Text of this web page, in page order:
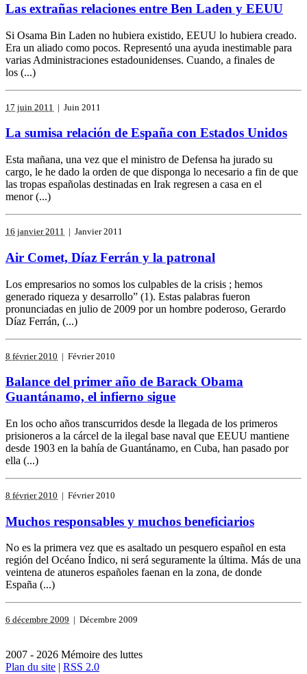
Las extrañas relaciones entre Ben Laden y EEUU
Si Osama Bin Laden no hubiera existido, EEUU lo hubiera creado.
Era un aliado como pocos. Representó una ayuda inestimable para
varias Administraciones estadounidenses. Cuando, a finales de
los (...)
17 juin 2011 | Juin 2011
La sumisa relación de España con Estados Unidos
Esta mañana, una vez que el ministro de Defensa ha jurado su
cargo, le he dado la orden de que disponga lo necesario a fin de que
las tropas españolas destinadas en Irak regresen a casa en el
menor (...)
16 janvier 2011 | Janvier 2011
Air Comet, Díaz Ferrán y la patronal
Los empresarios no somos los culpables de la crisis ; hemos
generado riqueza y desarrollo” (1). Estas palabras fueron
pronunciadas en julio de 2009 por un hombre poderoso, Gerardo
Díaz Ferrán, (...)
8 février 2010 | Février 2010
Balance del primer año de Barack Obama
Guantánamo, el infierno sigue
En los ocho años transcurridos desde la llegada de los primeros
prisioneros a la cárcel de la ilegal base naval que EEUU mantiene
desde 1903 en la bahía de Guantánamo, en Cuba, han pasado por
ella (...)
8 février 2010 | Février 2010
Muchos responsables y muchos beneficiarios
No es la primera vez que es asaltado un pesquero español en esta
región del Océano Índico, ni será seguramente la última. Más de una
veintena de atuneros españoles faenan en la zona, de donde
España (...)
6 décembre 2009 | Décembre 2009
2007 - 2026 Mémoire des luttes
Plan du site | RSS 2.0